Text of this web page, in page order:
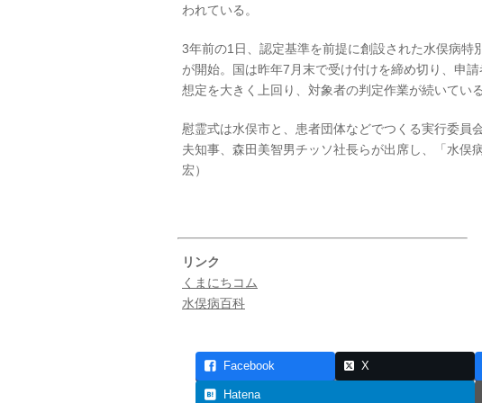
われている。
3年前の1日、認定基準を前提に創設された水俣病特
が開始。国は昨年7月末で受け付けを締め切り、申
想定を大きく上回り、対象者の判定作業が続いている
慰霊式は水俣市と、患者団体などでつくる実行委員
夫知事、森田美智男チッソ社長らが出席し、「水俣
宏）
リンク
くまにちコム
水俣病百科
Facebook X
Hatena